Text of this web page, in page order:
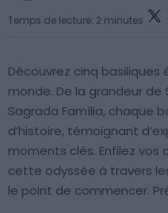
Temps de lecture: 2 minutes
Découvrez cinq
monde. De la grandeur de
Sagrada Família, chaque
d’histoire, témoignant
moments clés. Enfilez vos
cette odyssée à travers
le point de commencer.